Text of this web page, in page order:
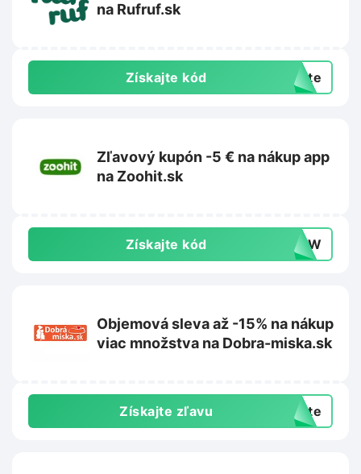
na Rufruf.sk
Získajte kód exte
Zľavový kupón -5 € na nákup app
na Zoohit.sk
Získajte kód -NEW
Objemová sleva až -15% na nákup
viac množstva na Dobra-miska.sk
Získajte zľavu exte